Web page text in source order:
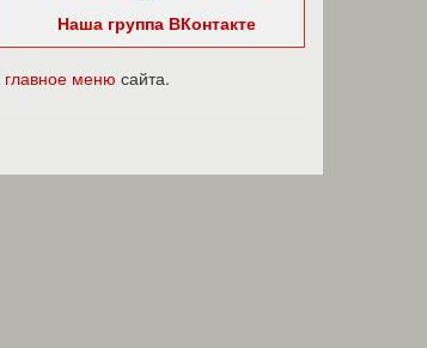
Наша группа ВКонтакте
главное меню сайта.